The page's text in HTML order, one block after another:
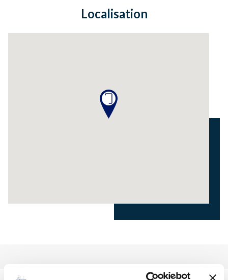
Localisation